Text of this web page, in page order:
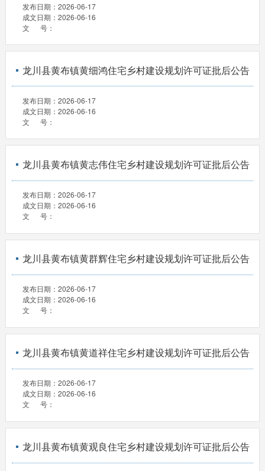
发布日期： 2026-06-17
成文日期： 2026-06-16
文 号：
龙川县黄布镇黄细鸿住宅乡村建设规划许可证批后公告
发布日期： 2026-06-17
成文日期： 2026-06-16
文 号：
龙川县黄布镇黄志伟住宅乡村建设规划许可证批后公告
发布日期： 2026-06-17
成文日期： 2026-06-16
文 号：
龙川县黄布镇黄群辉住宅乡村建设规划许可证批后公告
发布日期： 2026-06-17
成文日期： 2026-06-16
文 号：
龙川县黄布镇黄道祥住宅乡村建设规划许可证批后公告
发布日期： 2026-06-17
成文日期： 2026-06-16
文 号：
龙川县黄布镇黄观良住宅乡村建设规划许可证批后公告